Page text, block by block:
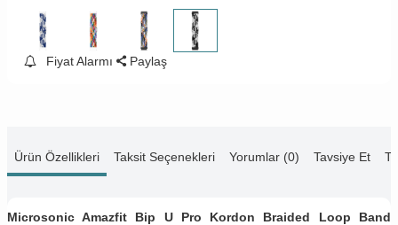
Fiyat Alarmı Paylaş
Ürün Özellikleri Taksit Seçenekleri Yorumlar (0) Tavsiye Et
Microsonic Amazfit Bip U Pro Kordon Braided Loop Band